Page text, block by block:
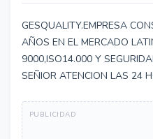
GESQUALITY.EMPRESA
AÑOS EN EL MERCADO
9000,ISO14.000 Y
SEÑIOR ATENCION LAS 24